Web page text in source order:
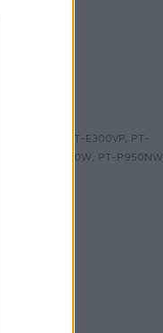
PT-E300, PT-E300VP, PT-
PT-P900W, PT-P950NW